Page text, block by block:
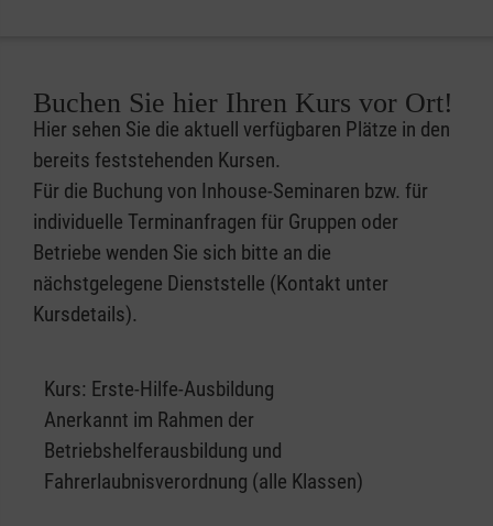
Buchen Sie hier Ihren Kurs vor Ort!
Hier sehen Sie die aktuell verfügbaren Plätze in den
bereits feststehenden Kursen.
Für die Buchung von Inhouse-Seminaren bzw. für
individuelle Terminanfragen für Gruppen oder
Betriebe wenden Sie sich bitte an die
nächstgelegene Dienststelle (Kontakt unter
Kursdetails).
Kurs: Erste-Hilfe-Ausbildung
Anerkannt im Rahmen der
Betriebshelferausbildung und
Fahrerlaubnisverordnung (alle Klassen)